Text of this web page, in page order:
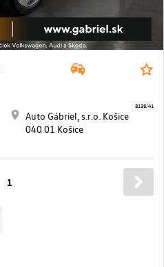
Auto Gábriel, s.r.o. Košice
040 01 Košice
8138/41
1